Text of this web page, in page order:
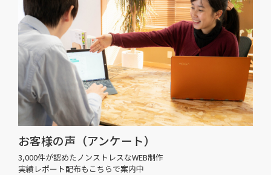
お客様の声（アンケート）
3,000件が認めたノンストレスなWEB制作
実績レポート配布もこちらで案内中